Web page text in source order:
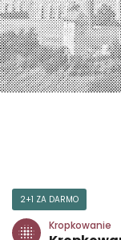
2+1 ZA DARMO
Kropkowanie